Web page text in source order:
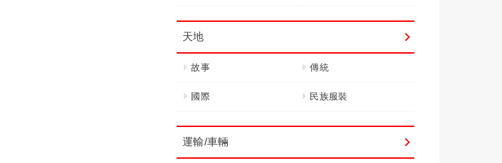
天地
故事 傳統
國際 民族服裝
運輸/車輛